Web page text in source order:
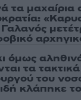
τα μαχαίρια
Γαλανός
όμως
τα
του
κλάπηκε